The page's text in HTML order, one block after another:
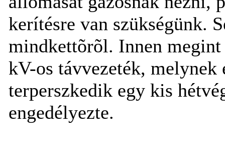
kerítésre van szükségünk.
mindkettõrõl. Innen
kV-os távvezeték, melynek
terperszkedik egy kis
engedélyezte.